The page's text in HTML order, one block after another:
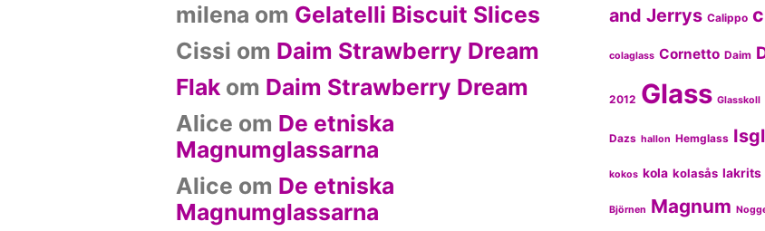
milena om Gelatelli Biscuit Slices
Cissi om Daim Strawberry Dream
Flak om Daim Strawberry Dream
Alice om De etniska
Magnumglassarna
Alice om De etniska
Magnumglassarna
and Jerrys Calippo
colaglass Cornetto Daim
2012 Glass Glasskoll
Dazs hallon Hemglass
kokos kola kolasås lakrits
Björnen Magnum